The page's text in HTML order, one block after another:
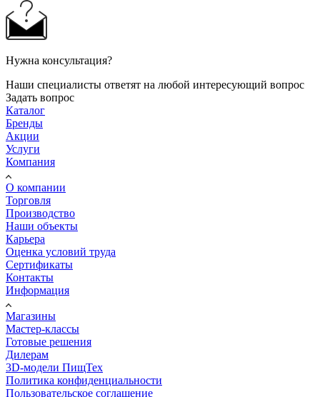
Нужна консультация?
Наши специалисты ответят на любой интересующий вопрос
Задать вопрос
Каталог
Бренды
Акции
Услуги
Компания
О компании
Торговля
Производство
Наши объекты
Карьера
Оценка условий труда
Сертификаты
Контакты
Информация
Магазины
Мастер-классы
Готовые решения
Дилерам
3D-модели ПищТех
Политика конфиденциальности
Пользовательское соглашение